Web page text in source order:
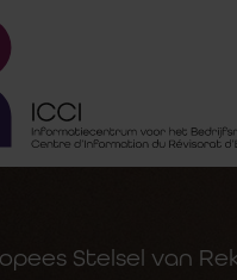
Stelsel van